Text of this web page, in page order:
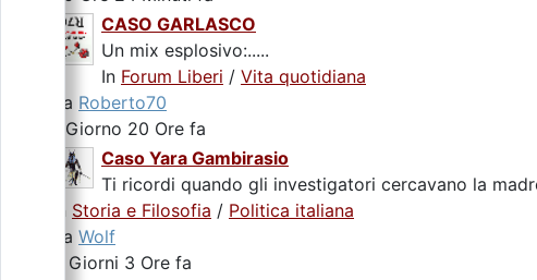
CASO GARLASCO
Un mix esplosivo:.....
In Forum Liberi / Vita quotidiana
da Roberto70
1 Giorno 20 Ore fa
Caso Yara Gambirasio
Ti ricordi quando gli investigatori cercavano la
Storia e Filosofia / Politica italiana
da Wolf
3 Giorni 3 Ore fa